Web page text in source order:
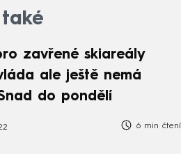
zavřené skiareály
ale ještě nemá
do pondělí
6 min čtení